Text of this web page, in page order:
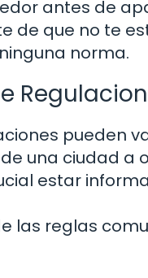
antes de
de que no te
norma.
pueden
una ciudad a
estar
las reglas